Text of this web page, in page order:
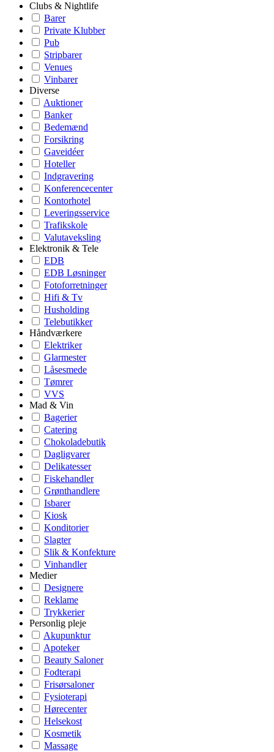
Clubs & Nightlife
Barer
Private Klubber
Pub
Stripbarer
Venues
Vinbarer
Diverse
Auktioner
Banker
Bedemænd
Forsikring
Gaveidéer
Hoteller
Indgravering
Konferencecenter
Kontorhotel
Leveringsservice
Trafikskole
Valutaveksling
Elektronik & Tele
EDB
EDB Løsninger
Fotoforretninger
Hifi & Tv
Husholding
Telebutikker
Håndværkere
Elektriker
Glarmester
Låsesmede
Tømrer
VVS
Mad & Vin
Bagerier
Catering
Chokoladebutik
Dagligvarer
Delikatesser
Fiskehandler
Grønthandlere
Isbarer
Kiosk
Konditorier
Slagter
Slik & Konfekture
Vinhandler
Medier
Designere
Reklame
Trykkerier
Personlig pleje
Akupunktur
Apoteker
Beauty Saloner
Fodterapi
Frisørsaloner
Fysioterapi
Hørecenter
Helsekost
Kosmetik
Massage